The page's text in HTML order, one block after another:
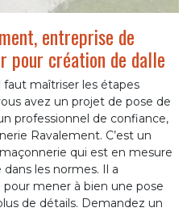
entreprise de
pour création de dalle
faut maîtriser les étapes
avez un projet de pose de
professionnel de confiance,
Ravalement. C’est un
qui est en mesure
les normes. Il a
pour mener à bien une pose
de détails. Demandez un